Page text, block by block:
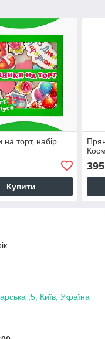
на торт, набір
Купити
395
,5, Київ, Україна